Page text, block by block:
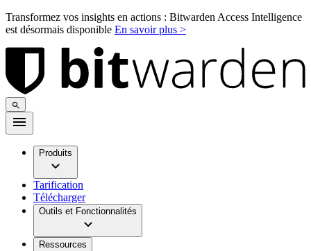
Transformez vos insights en actions : Bitwarden Access Intelligence
est désormais disponible En savoir plus >
Produits
Tarification
Télécharger
Outils et Fonctionnalités
Ressources